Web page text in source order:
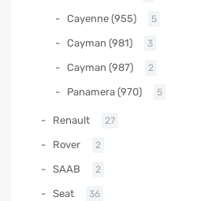
Cayenne (955) 5
Cayman (981) 3
Cayman (987) 2
Panamera (970) 5
Renault 27
Rover 2
SAAB 2
Seat 36